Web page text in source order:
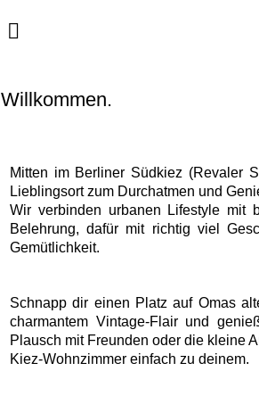
Willkommen.
Mitten im Berliner Südkiez (Revaler
Lieblingsort zum Durchatmen und
Wir verbinden urbanen Lifestyle mit
Belehrung, dafür mit richtig viel
Gemütlichkeit.
Schnapp dir einen Platz auf Omas
charmantem Vintage-Flair und
Plausch mit Freunden oder die kleine
Kiez-Wohnzimmer einfach zu deinem.